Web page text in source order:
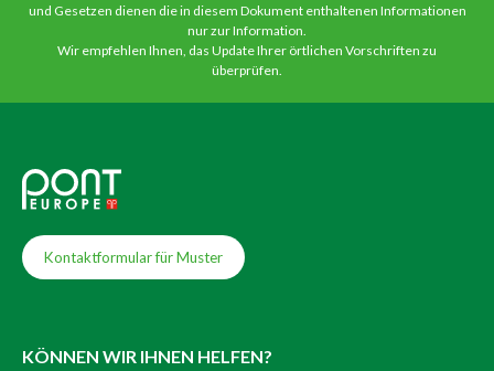
und Gesetzen dienen die in diesem Dokument enthaltenen Informationen
nur zur Information.
Wir empfehlen Ihnen, das Update Ihrer örtlichen Vorschriften zu
überprüfen.
Kontaktformular für Muster
KÖNNEN WIR IHNEN HELFEN?